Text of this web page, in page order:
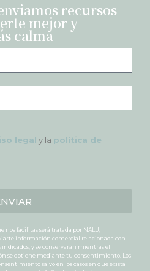
recursos
mejor y
calma
legal y la política de
facilitas será tratada por NALU,
información comercial relacionada con
y se conservarán mientras el
se obtiene mediante tu consentimiento. Los
salvo en los casos en que exista